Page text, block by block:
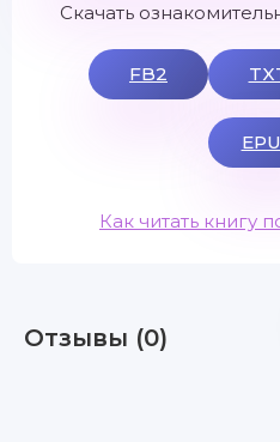
Скачать
FB2
Как читать книгу
Отзывы (0)